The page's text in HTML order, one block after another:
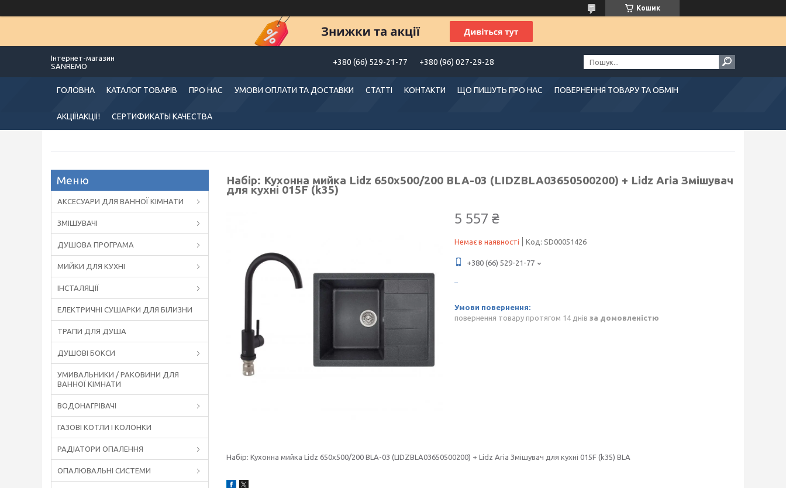
Кошик
Інтернет-магазин
SANREMO
+380 (66) 529-21-77 +380 (96) 027-29-28
ГОЛОВНА КАТАЛОГ ТОВАРІВ ПРО НАС УМОВИ ОПЛАТИ ТА ДОСТАВКИ СТАТТІ КОНТАКТИ ЩО ПИШУТЬ ПРО НАС ПОВЕРНЕННЯ ТОВАРУ ТА ОБМІН
АКЦІЇ!АКЦІЇ! СЕРТИФИКАТЫ КАЧЕСТВА
Набір: Кухонна мийка Lidz 650x500/200 BLA-03 (LIDZBLA03650500200) + Lidz Aria Змішувач
для кухні 015F (k35)
5 557 ₴
Немає в наявності Код: SD00051426
+380 (66) 529-21-77
повернення товару протягом 14 днів за домовленістю
Набір: Кухонна мийка Lidz 650x500/200 BLA-03 (LIDZBLA03650500200) + Lidz Aria Змішувач для кухні 015F (k35) BLA
АКСЕСУАРИ ДЛЯ ВАННОЇ КІМНАТИ
ЗМІШУВАЧІ
ДУШОВА ПРОГРАМА
МИЙКИ ДЛЯ КУХНІ
ІНСТАЛЯЦІЇ
ЕЛЕКТРИЧНІ СУШАРКИ ДЛЯ БІЛИЗНИ
ТРАПИ ДЛЯ ДУША
ДУШОВІ БОКСИ
УМИВАЛЬНИКИ / РАКОВИНИ ДЛЯ
ВАННОЇ КІМНАТИ
ВОДОНАГРІВАЧІ
ГАЗОВІ КОТЛИ І КОЛОНКИ
РАДІАТОРИ ОПАЛЕННЯ
ОПАЛЮВАЛЬНІ СИСТЕМИ